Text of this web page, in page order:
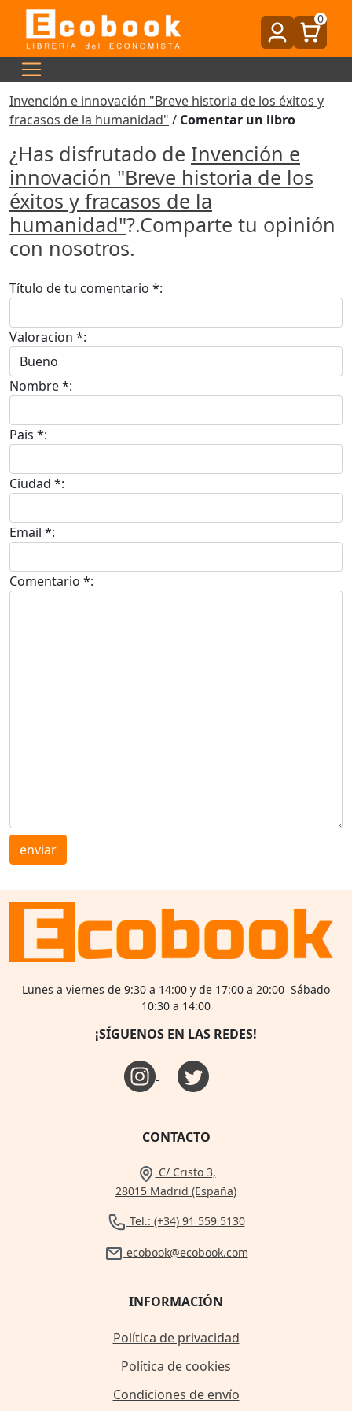
0
Invención e innovación "Breve historia de los éxitos y
fracasos de la humanidad" / Comentar un libro
¿Has disfrutado de Invención e
innovación "Breve historia de los
éxitos y fracasos de la
humanidad"?.Comparte tu opinión
con nosotros.
Título de tu comentario *:
Valoracion *:
Nombre *:
Pais *:
Ciudad *:
Email *:
Comentario *:
enviar
Lunes a viernes de 9:30 a 14:00 y de 17:00 a 20:00 Sábado
10:30 a 14:00
¡SÍGUENOS EN LAS REDES!
CONTACTO
C/ Cristo 3,
28015 Madrid (España)
Tel.: (+34) 91 559 5130
ecobook@ecobook.com
INFORMACIÓN
Política de privacidad
Política de cookies
Condiciones de envío